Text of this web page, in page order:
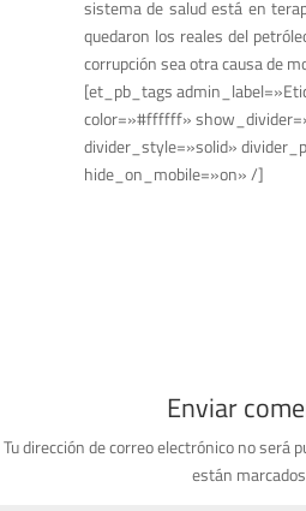
sistema de salud está en
quedaron los reales del
corrupción sea otra causa de
[et_pb_tags
color=»#ffffff»
divider_style=»solid»
hide_on_mobile=»on» /]
Enviar
Tu dirección de correo electrónico no será
están